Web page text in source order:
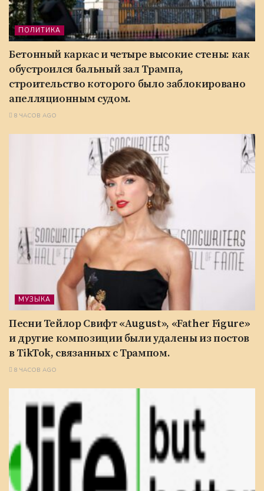
ПОЛИТИКА
Бетонный каркас и четыре высокие стены: как
обустроился бальный зал Трампа,
строительство которого было заблокировано
апелляционным судом.
8 ЧАСОВ AGO
МУЗЫКА
Песни Тейлор Свифт «August», «Father Figure»
и другие композиции были удалены из постов
в TikTok, связанных с Трампом.
8 ЧАСОВ AGO